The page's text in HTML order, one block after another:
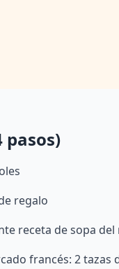
pasos)
regalo
receta de sopa
francés: 2